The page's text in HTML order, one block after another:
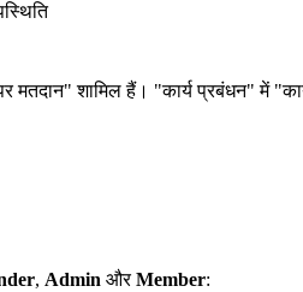
मतदान" शामिल हैं। "कार्य प्रबंधन" में
, Admin औरMember: